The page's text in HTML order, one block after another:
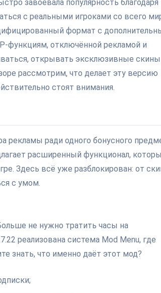
завоевала популярность благодаря
с реальными игроками со всего
формат с
функциям, отключённой рекламой и
открывать эксклюзивные
рассмотрим, что делает эту версию
стоят внимания.
рекламы ради одного бонусного
расширенный функционал,
Здесь всё уже разблокирован: от
с умом.
не нужно тратить часы на
реализована система Mod Menu, где
знать, что именно даёт этот мод?